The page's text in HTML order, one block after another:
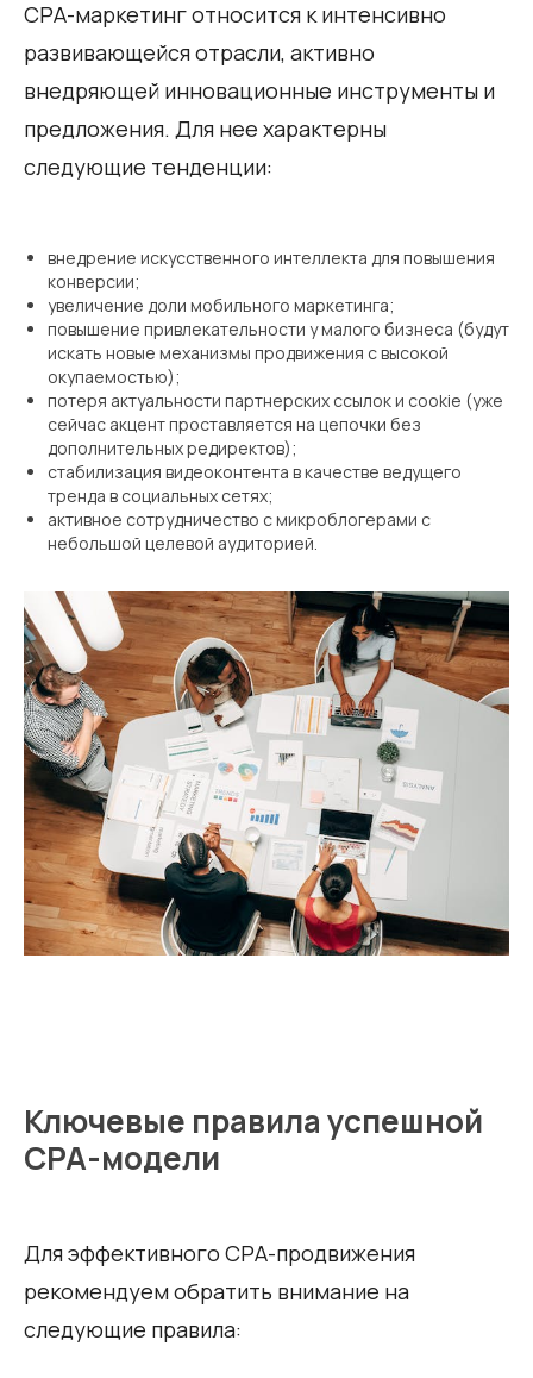
СРА-маркетинг относится к интенсивно
развивающейся отрасли, активно
внедряющей инновационные инструменты и
предложения. Для нее характерны
следующие тенденции:
внедрение искусственного интеллекта для повышения
конверсии;
увеличение доли мобильного маркетинга;
повышение привлекательности у малого бизнеса (будут
искать новые механизмы продвижения с высокой
окупаемостью);
потеря актуальности партнерских ссылок и cookie (уже
сейчас акцент проставляется на цепочки без
дополнительных редиректов);
стабилизация видеоконтента в качестве ведущего
тренда в социальных сетях;
активное сотрудничество с микроблогерами с
небольшой целевой аудиторией.
Ключевые правила успешной
СРА-модели
Для эффективного СРА-продвижения
рекомендуем обратить внимание на
следующие правила: